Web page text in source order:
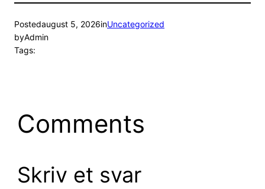
Postedaugust 5, 2026inUncategorized
byAdmin
Tags:
Comments
Skriv et svar